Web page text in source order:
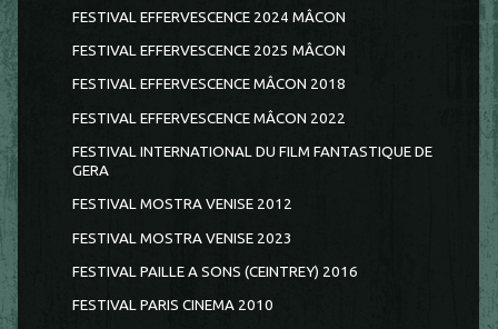
FESTIVAL EFFERVESCENCE 2024 MÂCON
FESTIVAL EFFERVESCENCE 2025 MÂCON
FESTIVAL EFFERVESCENCE MÂCON 2018
FESTIVAL EFFERVESCENCE MÂCON 2022
FESTIVAL INTERNATIONAL DU FILM FANTASTIQUE DE
GERA
FESTIVAL MOSTRA VENISE 2012
FESTIVAL MOSTRA VENISE 2023
FESTIVAL PAILLE A SONS (CEINTREY) 2016
FESTIVAL PARIS CINEMA 2010